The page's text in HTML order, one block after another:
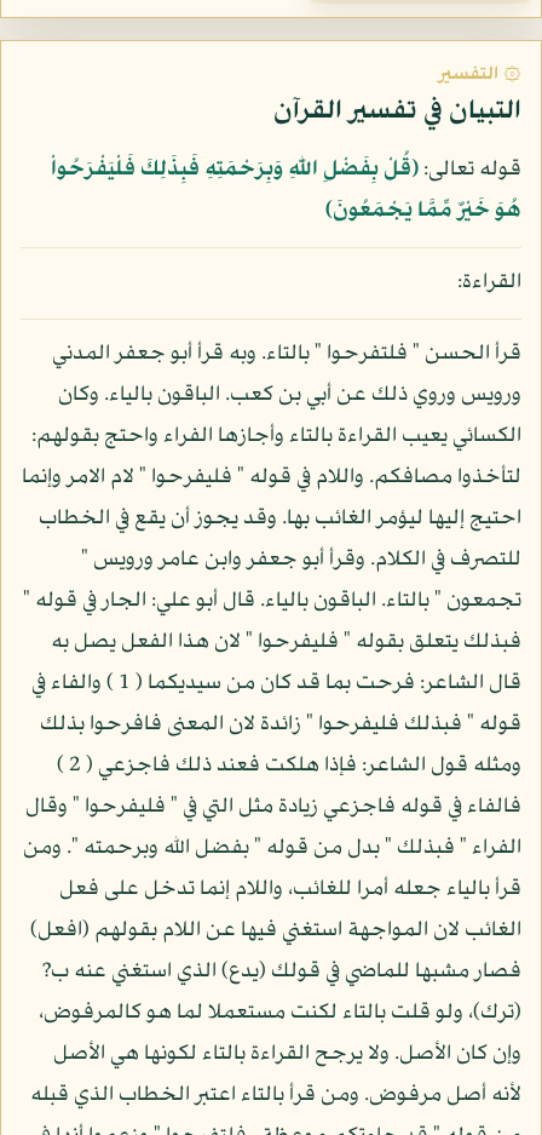
۞ التفسير
التبيان في تفسير القرآن
قوله تعالى:﴿قُلْ بِفَضْلِ اللّهِ وَبِرَحْمَتِهِ فَبِذَلِكَ فَلْيَفْرَحُواْ
هُوَ خَيْرٌ مِّمَّا يَجْمَعُونَ﴾
القراءة:
قرأ الحسن " فلتفرحوا " بالتاء. وبه قرأ أبو جعفر المدني
ورويس وروي ذلك عن أبي بن كعب. الباقون بالياء. وكان
الكسائي يعيب القراءة بالتاء وأجازها الفراء واحتج بقولهم:
لتأخذوا مصافكم. واللام في قوله " فليفرحوا " لام الامر وإنما
احتيج إليها ليؤمر الغائب بها. وقد يجوز أن يقع في الخطاب
للتصرف في الكلام. وقرأ أبو جعفر وابن عامر ورويس "
تجمعون " بالتاء. الباقون بالياء. قال أبو علي: الجار في قوله "
فبذلك يتعلق بقوله " فليفرحوا " لان هذا الفعل يصل به
قال الشاعر: فرحت بما قد كان من سيديكما ( 1 ) والفاء في
قوله " فبذلك فليفرحوا " زائدة لان المعنى فافرحوا بذلك
ومثله قول الشاعر: فإذا هلكت فعند ذلك فاجزعي ( 2 )
فالفاء في قوله فاجزعي زيادة مثل التي في " فليفرحوا " وقال
الفراء " فبذلك " بدل من قوله " بفضل الله وبرحمته ". ومن
قرأ بالياء جعله أمرا للغائب، واللام إنما تدخل على فعل
الغائب لان المواجهة استغني فيها عن اللام بقولهم (افعل)
فصار مشبها للماضي في قولك (يدع) الذي استغني عنه ب?
(ترك)، ولو قلت بالتاء لكنت مستعملا لما هو كالمرفوض،
وإن كان الأصل. ولا يرجح القراءة بالتاء لكونها هي الأصل
لأنه أصل مرفوض. ومن قرأ بالتاء اعتبر الخطاب الذي قبله